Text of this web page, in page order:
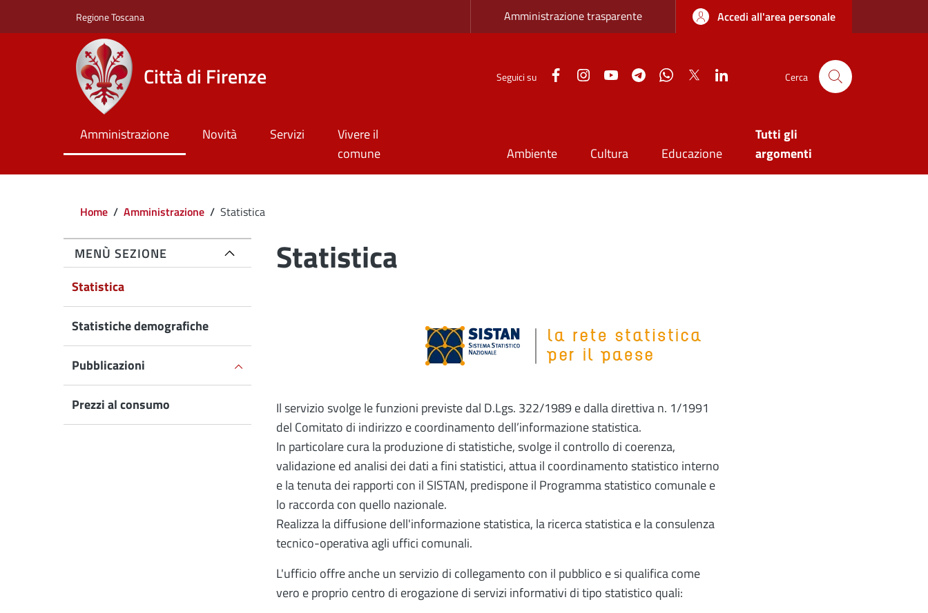
Regione Toscana Zona superiore sottile
Amministrazione trasparente Accedi all'area personale
Città di Firenze Seguici su FacebookInstagramYouTubeTelegramWhatsApp
Twitter Cerca
Amministrazione Novità Servizi
Vivere il
comune
Ambiente Cultura Educazione
Tutti gli
argomenti
Briciole di pane
Home / Amministrazione / Statistica
MENÙ SEZIONE
Statistica
Statistiche demografiche
Pubblicazioni
Prezzi al consumo
Statistica
Image
Il servizio svolge le funzioni previste dal D.Lgs. 322/1989 e dalla direttiva n. 1/1991
del Comitato di indirizzo e coordinamento dell’informazione statistica.
In particolare cura la produzione di statistiche, svolge il controllo di coerenza,
validazione ed analisi dei dati a fini statistici, attua il coordinamento statistico interno
e la tenuta dei rapporti con il SISTAN, predispone il Programma statistico comunale e
lo raccorda con quello nazionale.
Realizza la diffusione dell'informazione statistica, la ricerca statistica e la consulenza
tecnico-operativa agli uffici comunali.
L'ufficio offre anche un servizio di collegamento con il pubblico e si qualifica come
vero e proprio centro di erogazione di servizi informativi di tipo statistico quali: